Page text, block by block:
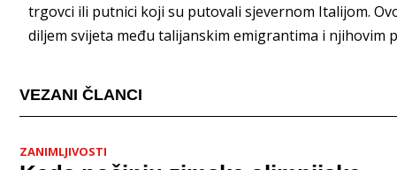
trgovci ili putnici koji su putovali sjevernom Italijom.
diljem svijeta među talijanskim emigrantima i njihovim
VEZANI ČLANCI
ZANIMLJIVOSTI